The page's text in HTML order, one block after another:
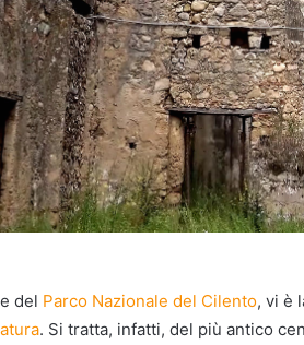
del Parco Nazionale del Cilento, vi è
. Si tratta, infatti, del più antico